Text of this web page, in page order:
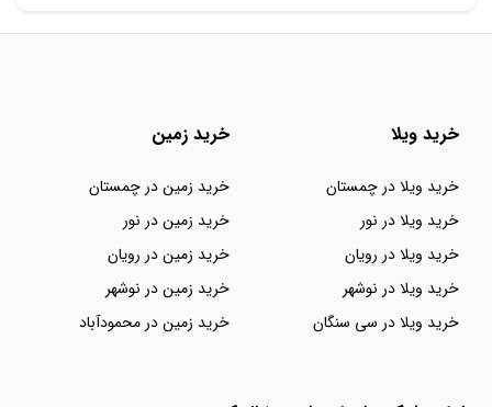
خرید ویلا
خرید ویلا در چمستان
خرید ویلا در نور
خرید ویلا در رویان
خرید ویلا در نوشهر
خرید ویلا در سی سنگان
خرید زمین
خرید زمین در چمستان
خرید زمین در نور
خرید زمین در رویان
خرید زمین در نوشهر
خرید زمین در محمودآباد